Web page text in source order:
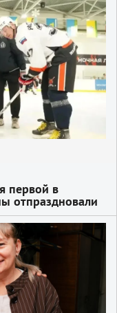
первой в
отпраздновали
ЛСК
и ЗТЗ